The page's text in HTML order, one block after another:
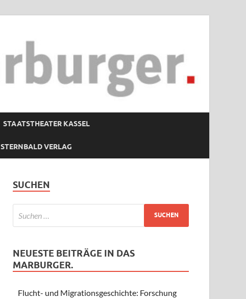
STAATSTHEATER KASSEL
STERNBALD VERLAG
SUCHEN
NEUESTE BEITRÄGE IN DAS
MARBURGER.
Flucht- und Migrationsgeschichte: Forschung